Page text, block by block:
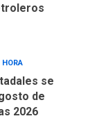
se
de
2026